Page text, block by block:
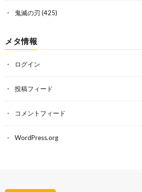
鬼滅の刃 (425)
メタ情報
ログイン
投稿フィード
コメントフィード
WordPress.org